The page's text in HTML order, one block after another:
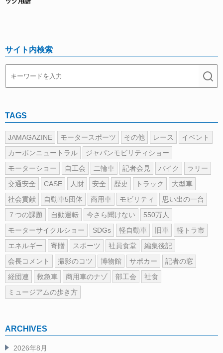
サイト内検索
TAGS
JAMAGAZINE モータースポーツ その他 レース
イベント
カーボンニュートラル
ジャパンモビリティショー
モーターショー
自工会 二輪車 記者会見 バイク
ラリー
交通安全
CASE 人財 安全 歴史 トラック
大型車
社会貢献
自動車5団体 商用車 モビリティ
思い出の一台
７つの課題
自動運転 今さら聞けない
550万人
モーターサイクルショー
SDGs 軽自動車 旧車
軽トラ市
エネルギー
寄贈 スポーツ 社員食堂
編集後記
会長コメント
撮影のコツ 博物館 サポカー
記者の窓
経団連
救急車 商用車のナゾ 部工会
社食
ミュージアムの歩き方
ARCHIVES
2026年8月